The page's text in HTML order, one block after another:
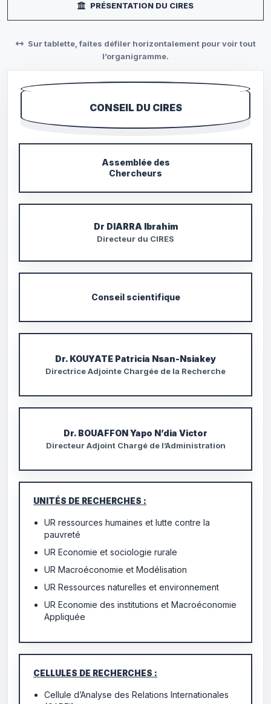
PRÉSENTATION DU CIRES
Sur tablette, faites défiler horizontalement pour voir tout
l’organigramme.
CONSEIL DU CIRES
Assemblée des
Chercheurs
Dr DIARRA Ibrahim
Directeur du CIRES
Conseil scientifique
Dr. KOUYATE Patricia Nsan-Nsiakey
Directrice Adjointe Chargée de la Recherche
Dr. BOUAFFON Yapo N’dia Victor
Directeur Adjoint Chargé de l’Administration
UNITÉS DE RECHERCHES :
UR ressources humaines et lutte contre la
pauvreté
UR Economie et sociologie rurale
UR Macroéconomie et Modélisation
UR Ressources naturelles et environnement
UR Economie des institutions et Macroéconomie
Appliquée
CELLULES DE RECHERCHES :
Cellule d’Analyse des Relations Internationales